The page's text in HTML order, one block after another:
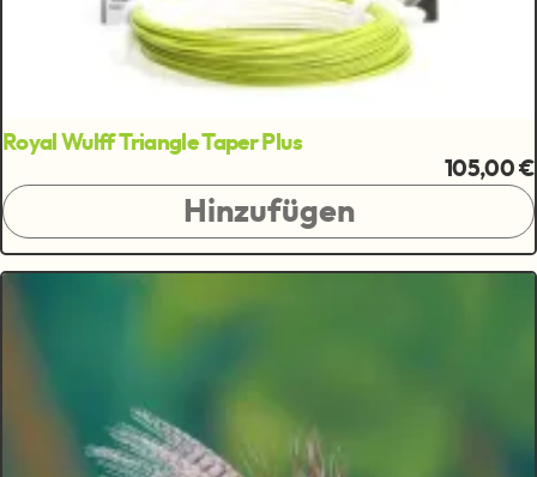
Royal Wulff Triangle Taper Plus
105,00 €
Hinzufügen